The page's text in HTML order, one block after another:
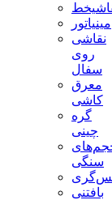
مینیاتور
نقاشی
روی
سفال
معرق
کاشی
گره
چینی
سنگی
بافتنی‌